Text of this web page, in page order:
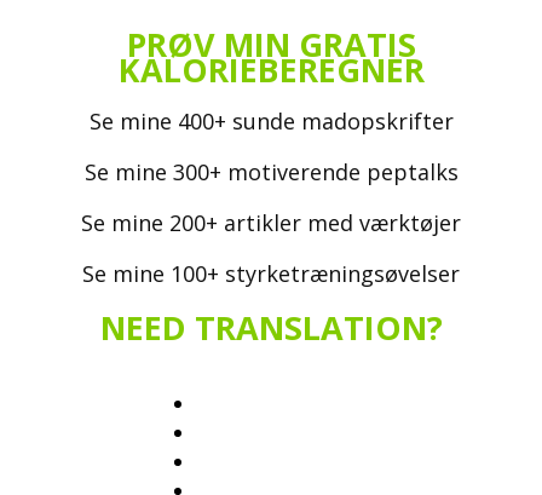
PRØV MIN GRATIS
KALORIEBEREGNER
Se mine 400+ sunde madopskrifter
Se mine 300+ motiverende peptalks
Se mine 200+ artikler med værktøjer
Se mine 100+ styrketræningsøvelser
NEED TRANSLATION?